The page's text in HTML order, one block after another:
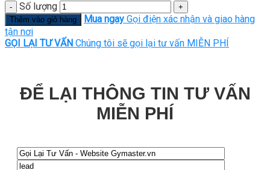
Số lượng
Thêm vào giỏ hàng Mua ngay Gọi điện xác nhận và giao hàng
tận nơi
GỌI LẠI TƯ VẤN Chúng tôi sẽ gọi lại tư vấn MIỄN PHÍ
ĐỂ LẠI THÔNG TIN TƯ VẤN
MIỄN PHÍ